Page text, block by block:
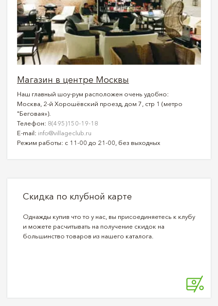
Магазин в центре Москвы
Наш главный шоу-рум расположен очень удобно:
Москва, 2-й Хорошёвский проезд, дом 7, стр 1 (метро
"Беговая»).
Телефон: 8(495)150-19-18
E-mail: info@villageclub.ru
Режим работы: с 11-00 до 21-00, без выходных
Скидка по клубной карте
Однажды купив что то у нас, вы присоединяетесь к клубу
и можете расчитывать на получение скидок на
большинство товаров из нашего каталога.